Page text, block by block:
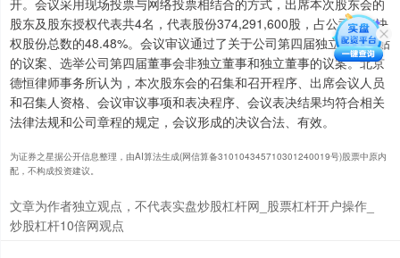
开。会议采用现场投票与网络投票相结合的方式，出席本次股东会的
股东及股东授权代表共4名，代表股份374,291,600股，占公司有表决
权股份总数的48.48%。会议审议通过了关于公司第四届独立董事津贴
的议案、选举公司第四届董事会非独立董事和独立董事的议案。北京
德恒律师事务所认为，本次股东会的召集和召开程序、出席会议人员
和召集人资格、会议审议事项和表决程序、会议表决结果均符合相关
法律法规和公司章程的规定，会议形成的决议合法、有效。
为证券之星据公开信息整理，由AI算法生成(网信算备310104345710301240019号)股票中原内
配，不构成投资建议。
文章为作者独立观点，不代表实盘炒股杠杆网_股票杠杆开户操作_
炒股杠杆10倍网观点